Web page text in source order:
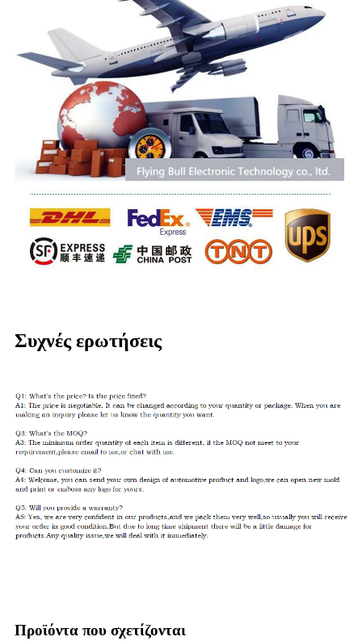
Συχνές ερωτήσεις
Προϊόντα που σχετίζονται